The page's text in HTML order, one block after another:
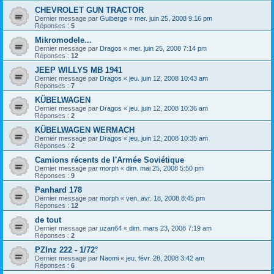
CHEVROLET GUN TRACTOR
Dernier message par Guiberge « mer. juin 25, 2008 9:16 pm
Réponses : 5
Mikromodele...
Dernier message par Dragos « mer. juin 25, 2008 7:14 pm
Réponses : 12
JEEP WILLYS MB 1941
Dernier message par Dragos « jeu. juin 12, 2008 10:43 am
Réponses : 7
KÜBELWAGEN
Dernier message par Dragos « jeu. juin 12, 2008 10:36 am
Réponses : 2
KÜBELWAGEN WERMACH
Dernier message par Dragos « jeu. juin 12, 2008 10:35 am
Réponses : 2
Camions récents de l'Armée Soviétique
Dernier message par morph « dim. mai 25, 2008 5:50 pm
Réponses : 9
Panhard 178
Dernier message par morph « ven. avr. 18, 2008 8:45 pm
Réponses : 12
de tout
Dernier message par uzan64 « dim. mars 23, 2008 7:19 am
Réponses : 2
PZInz 222 - 1/72°
Dernier message par Naomi « jeu. févr. 28, 2008 3:42 am
Réponses : 6